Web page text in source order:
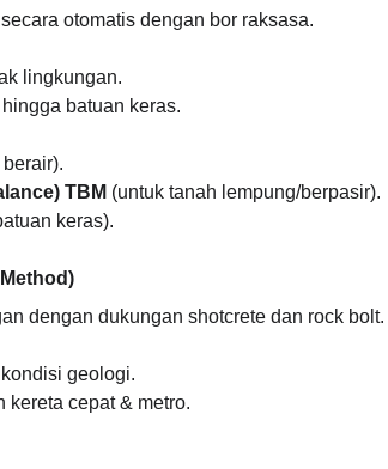
otomatis dengan bor raksasa.
lingkungan.
batuan keras.
TBM (untuk tanah lempung/berpasir).
keras).
dengan dukungan shotcrete dan rock bolt.
geologi.
kereta cepat & metro.